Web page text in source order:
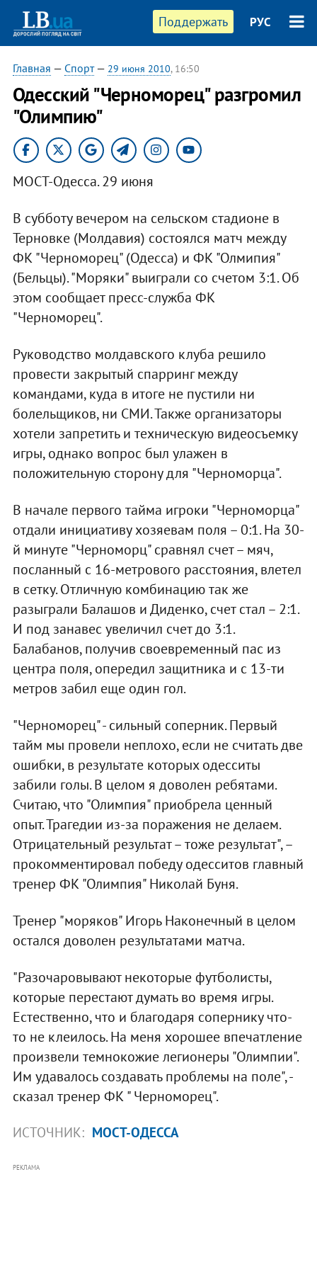
Поддержать РУС
Главная — Спорт— 29 июня 2010, 16:50
Одесский "Черноморец" разгромил
"Олимпию"
МОСТ-Одесса. 29 июня
В субботу вечером на сельском стадионе в
Терновке (Молдавия) состоялся матч между
ФК "Черноморец" (Одесса) и ФК "Олмипия"
(Бельцы). "Моряки" выиграли со счетом 3:1. Об
этом сообщает пресс-служба ФК
"Черноморец".
Руководство молдавского клуба решило
провести закрытый спарринг между
командами, куда в итоге не пустили ни
болельщиков, ни СМИ. Также организаторы
хотели запретить и техническую видеосъемку
игры, однако вопрос был улажен в
положительную сторону для "Черноморца".
В начале первого тайма игроки "Черноморца"
отдали инициативу хозяевам поля – 0:1. На 30-
й минуте "Черноморц" сравнял счет – мяч,
посланный с 16-метрового расстояния, влетел
в сетку. Отличную комбинацию так же
разыграли Балашов и Диденко, счет стал – 2:1.
И под занавес увеличил счет до 3:1.
Балабанов, получив своевременный пас из
центра поля, опередил защитника и с 13-ти
метров забил еще один гол.
"Черноморец" - сильный соперник. Первый
тайм мы провели неплохо, если не считать две
ошибки, в результате которых одесситы
забили голы. В целом я доволен ребятами.
Считаю, что "Олимпия" приобрела ценный
опыт. Трагедии из-за поражения не делаем.
Отрицательный результат – тоже результат", –
прокомментировал победу одесситов главный
тренер ФК "Олимпия" Николай Буня.
Тренер "моряков" Игорь Наконечный в целом
остался доволен результатами матча.
"Разочаровывают некоторые футболисты,
которые перестают думать во время игры.
Естественно, что и благодаря сопернику что-
то не клеилось. На меня хорошее впечатление
произвели темнокожие легионеры "Олимпии".
Им удавалось создавать проблемы на поле", -
сказал тренер ФК " Черноморец".
ИСТОЧНИК: МОСТ-ОДЕССА
РЕКЛАМА